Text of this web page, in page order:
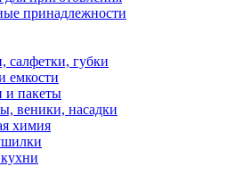
принадлежности
салфетки, губки
емкости
пакеты
веники, насадки
химия